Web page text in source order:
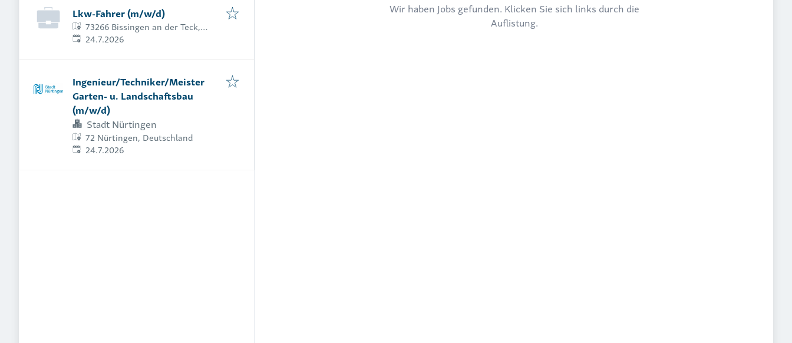
Lkw-Fahrer (m/w/d)
73266 Bissingen an der Teck,
Deutschland
Veröffentlicht
24.7.2026
Ingenieur/Techniker/Meister
Garten- u. Landschaftsbau
(m/w/d)
Stadt Nürtingen
72 Nürtingen, Deutschland
Veröffentlicht
24.7.2026
Wir haben Jobs gefunden. Klicken Sie sich links durch die
Auflistung.